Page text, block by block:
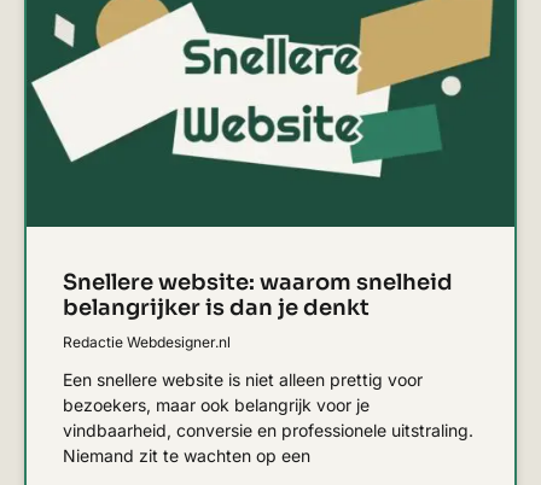
Snellere website: waarom snelheid
belangrijker is dan je denkt
Redactie Webdesigner.nl
Een snellere website is niet alleen prettig voor
bezoekers, maar ook belangrijk voor je
vindbaarheid, conversie en professionele uitstraling.
Niemand zit te wachten op een